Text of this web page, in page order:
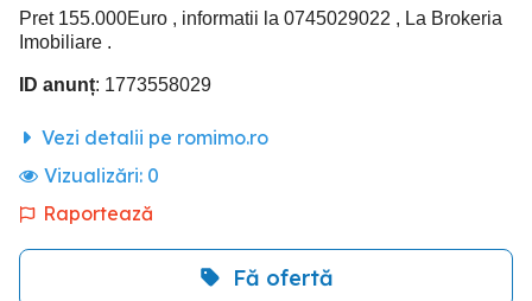
Pret 155.000Euro , informatii la 0745029022 , La Brokeria
Imobiliare .
ID anunț: 1773558029
Vezi detalii pe romimo.ro
Vizualizări: 0
Raportează
Fă ofertă